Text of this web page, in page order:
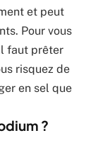
et peut
Pour vous
faut prêter
risquez de
en sel que
?